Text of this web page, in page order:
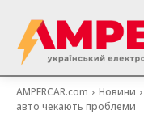
AMPERCAR.com Новини
авто чекають проблеми